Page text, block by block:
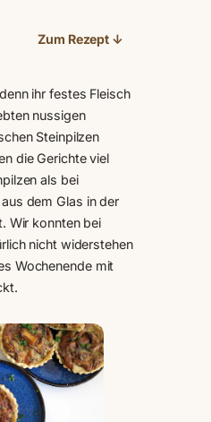
Zum Rezept ↓
ihr festes Fleisch
nussigen
Steinpilzen
die Gerichte viel
als bei
dem Glas in der
Wir konnten bei
nicht widerstehen
Wochenende mit